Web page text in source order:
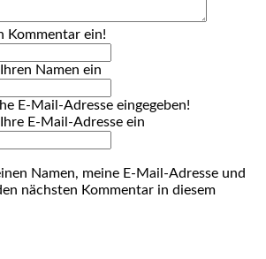
Kommentar ein!
Namen ein
E-Mail-Adresse eingegeben!
E-Mail-Adresse ein
Namen, meine E-Mail-Adresse und
nächsten Kommentar in diesem